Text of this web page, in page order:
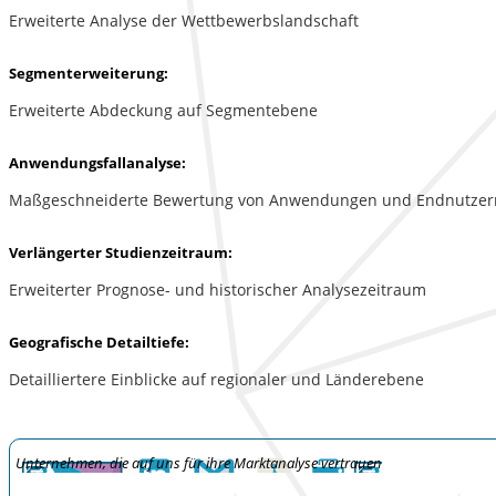
Erweiterte Analyse der Wettbewerbslandschaft
Segmenterweiterung:
Erweiterte Abdeckung auf Segmentebene
Anwendungsfallanalyse:
Maßgeschneiderte Bewertung von Anwendungen und
Verlängerter Studienzeitraum:
Erweiterter Prognose- und historischer Analysezeitraum
Geografische Detailtiefe:
Detailliertere Einblicke auf regionaler und Länderebene
Unternehmen, die auf uns für ihre Marktanalyse vertrauen